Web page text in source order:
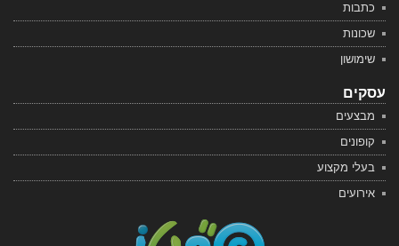
כתבות
שכונות
שימושון
עסקים
מבצעים
קופונים
בעלי מקצוע
אירועים